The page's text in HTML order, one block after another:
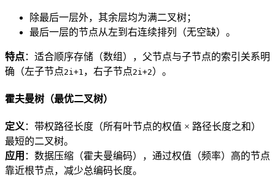
除最后一层外，其余层均为满二叉树；
最后一层的节点从左到右连续排列（无空缺）。
特点：适合顺序存储（数组），父节点与子节点的索引关系明
确（左子节点2i+1 ，右子节点2i+2）。
霍夫曼树（最优二叉树）
定义 ：带权路径长度（所有叶节点的权值 × 路径长度之和）
最短的二叉树。
应用 ：数据压缩（霍夫曼编码），通过权值（频率）高的节点
靠近根节点，减少总编码长度。